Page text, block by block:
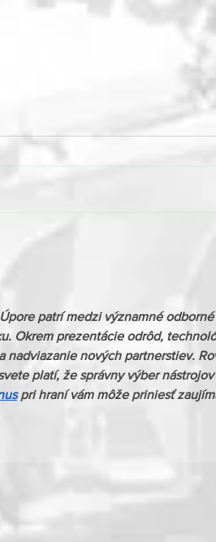
patrí medzi významné
Okrem prezentácie odrôd,
nadviazanie nových partnerstiev.
platí, že správny výber
pri hraní vám môže priniesť